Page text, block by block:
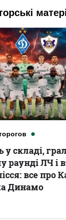
у складі,
раунді ЛЧ і
все про
Динамо